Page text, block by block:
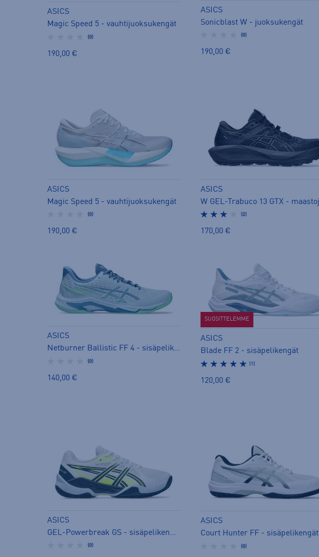
ASICS
Magic Speed 5 - vauhtijuoksukengät
(0)
190,00 €
ASICS
Sonicblast W - juoksukengät
(0)
190,00 €
ASICS
Magic Speed 5 - vauhtijuoksukengät
(0)
190,00 €
ASICS
(2)
170,00 €
ASICS
Netburner Ballistic FF 4 - sisäpelikengät
(0)
140,00 €
SUOSITTELEMME
ASICS
Blade FF 2 - sisäpelikengät
(1)
120,00 €
ASICS
GEL-Powerbreak GS - sisäpelikengät
(0)
ASICS
Court Hunter FF - sisäpelikengät
(0)